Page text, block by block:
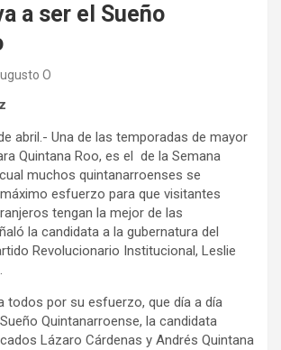
a ser el Sueño
O
abril.- Una de las temporadas de mayor
Quintana Roo, es el de la Semana
muchos quintanarroenses se
esfuerzo para que visitantes
tengan la mejor de las
la candidata a la gubernatura del
Revolucionario Institucional, Leslie
todos por su esfuerzo, que día a día
Quintanarroense, la candidata
Lázaro Cárdenas y Andrés Quintana